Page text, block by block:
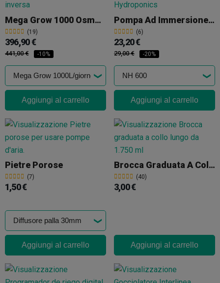
Mega Grow 1000 Osmosi Inversa
(19)
396,90 €
441,00 € -10%
Aggiungi al carrello
Pompa Ad Immersione Neptune Hydroponics
(6)
23,20 €
29,00 € -20%
Aggiungi al carrello
Pietre Porose
(7)
1,50 €
Aggiungi al carrello
Brocca Graduata A Collo Lungo Da 1.750 Ml
(40)
3,00 €
Aggiungi al carrello